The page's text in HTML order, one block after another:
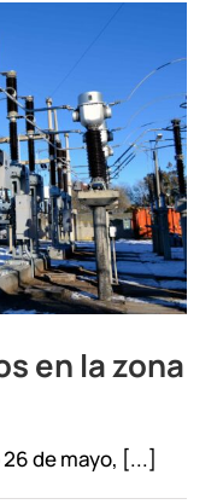
en la zona
de mayo, [...]